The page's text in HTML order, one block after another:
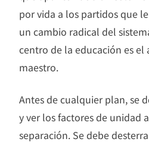
por vida a los partidos que
un cambio radical del
centro de la educación es el
maestro.
Antes de cualquier plan, se
y ver los factores de unidad
separación. Se debe